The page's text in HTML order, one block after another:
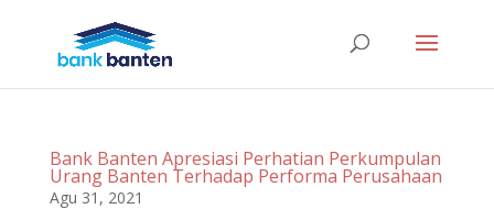
Bank Banten Apresiasi Perhatian Perkumpulan
Urang Banten Terhadap Performa Perusahaan
Agu 31, 2021